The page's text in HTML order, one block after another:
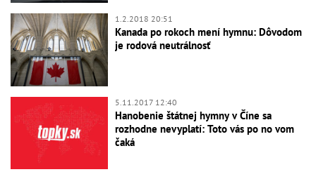
1.2.2018 20:51
Kanada po rokoch mení hymnu: Dôvodom
je rodová neutrálnosť
5.11.2017 12:40
Hanobenie štátnej hymny v Číne sa
rozhodne nevyplatí: Toto vás po no vom
čaká